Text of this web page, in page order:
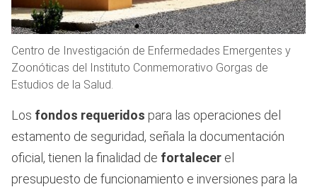
Centro de Investigación de Enfermedades Emergentes y
Zoonóticas del Instituto Conmemorativo Gorgas de
Estudios de la Salud.
Los fondos requeridos para las operaciones del
estamento de seguridad, señala la documentación
oficial, tienen la finalidad de fortalecer el
presupuesto de funcionamiento e inversiones para la